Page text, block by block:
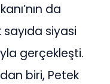
da
siyasi
gerçekleşti.
biri, Petek